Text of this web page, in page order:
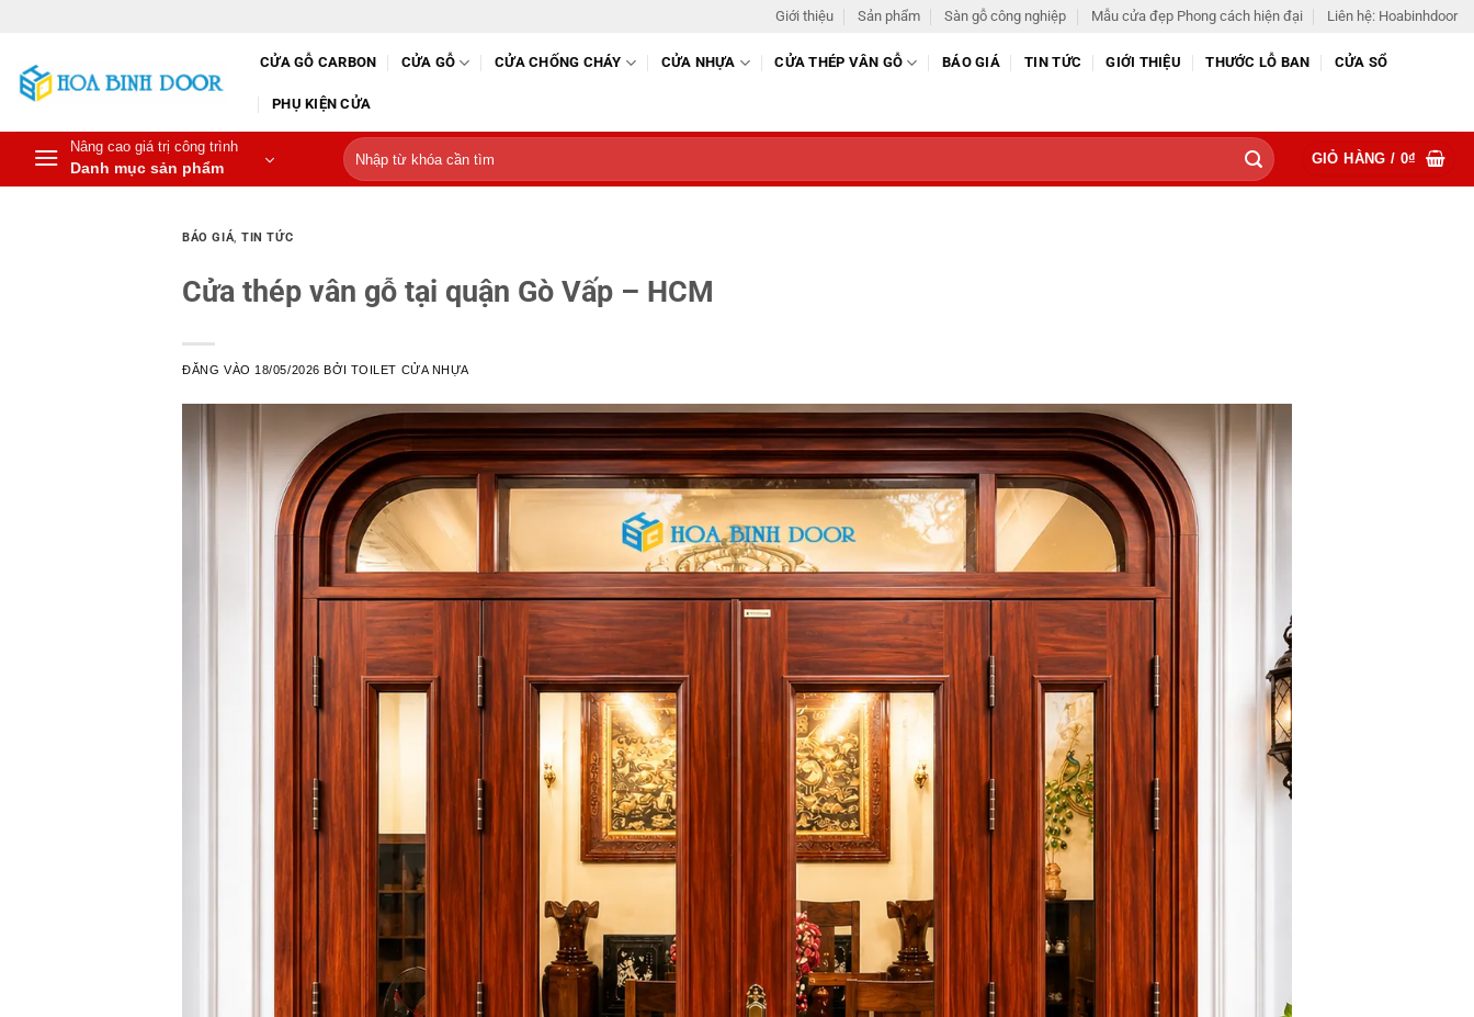
nội
dung
Giới thiệu Sản phẩm Sàn gỗ công nghiệp Mẫu cửa đẹp Phong cách hiện đại Liên hệ: Hoabinhdoor
CỬA GỖ CARBON CỬA GỖ CỬA CHỐNG CHÁY CỬA NHỰA CỬA THÉP VÂN GỖ BÁO GIÁ TIN TỨC GIỚI THIỆU THƯỚC LỖ BAN CỬA SỔ
PHỤ KIỆN CỬA
Nâng cao giá trị công trình
Danh mục sản phẩm
Tìm
kiếm:
GIỎ HÀNG / 0₫
BÁO GIÁ,TIN TỨC
Cửa thép vân gỗ tại quận Gò Vấp – HCM
ĐĂNG VÀO 18/05/2026 BỞI TOILET CỬA NHỰA